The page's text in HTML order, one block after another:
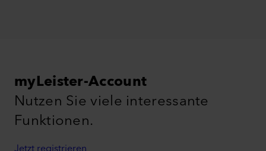
myLeister-Account
Nutzen Sie viele interessante
Funktionen.